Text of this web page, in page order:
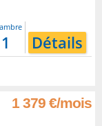
1 Détails
1 379 €/mois